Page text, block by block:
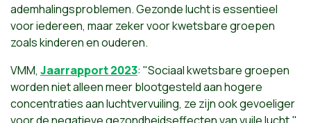
ademhalingsproblemen. Gezonde lucht is essentieel
voor iedereen, maar zeker voor kwetsbare groepen
zoals kinderen en ouderen.
VMM, Jaarrapport 2023: "Sociaal kwetsbare groepen
worden niet alleen meer blootgesteld aan hogere
concentraties aan luchtvervuiling, ze zijn ook gevoeliger